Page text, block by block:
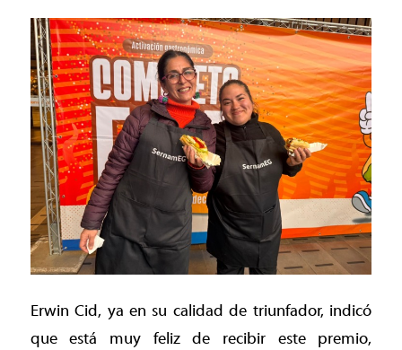
Erwin Cid, ya en su calidad de triunfador, indicó
que está muy feliz de recibir este premio,